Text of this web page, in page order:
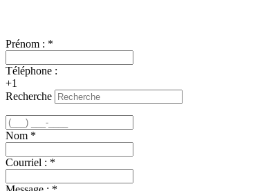
Prénom : *
Téléphone :
+1
Recherche
Nom *
Courriel : *